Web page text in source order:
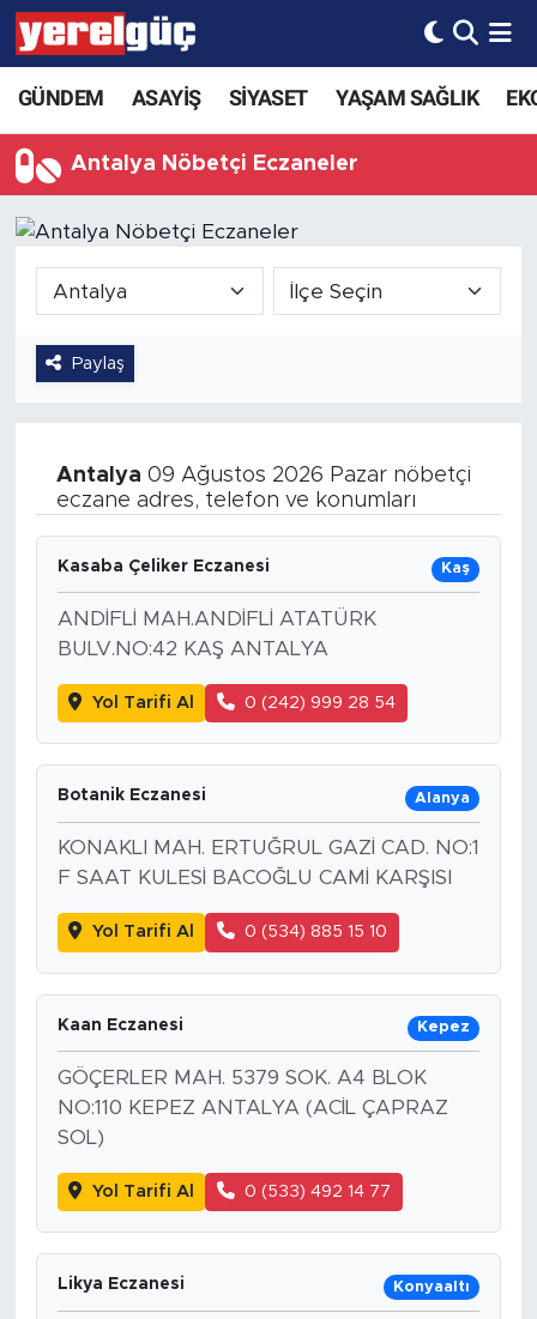
GÜNDEM ASAYİŞ SİYASET YAŞAM SAĞLIK
Antalya Nöbetçi Eczaneler
Paylaş
Antalya 09 Ağustos 2026 Pazar nöbetçi
eczane adres, telefon ve konumları
Kasaba Çeliker Eczanesi Kaş
ANDİFLİ MAH.ANDİFLİ ATATÜRK
BULV.NO:42 KAŞ ANTALYA
Yol Tarifi Al 0 (242) 999 28 54
Botanik Eczanesi Alanya
KONAKLI MAH. ERTUĞRUL GAZİ CAD. NO:1
F SAAT KULESİ BACOĞLU CAMİ KARŞISI
Yol Tarifi Al 0 (534) 885 15 10
Kaan Eczanesi Kepez
GÖÇERLER MAH. 5379 SOK. A4 BLOK
NO:110 KEPEZ ANTALYA (ACİL ÇAPRAZ
SOL)
Yol Tarifi Al 0 (533) 492 14 77
Likya Eczanesi Konyaaltı